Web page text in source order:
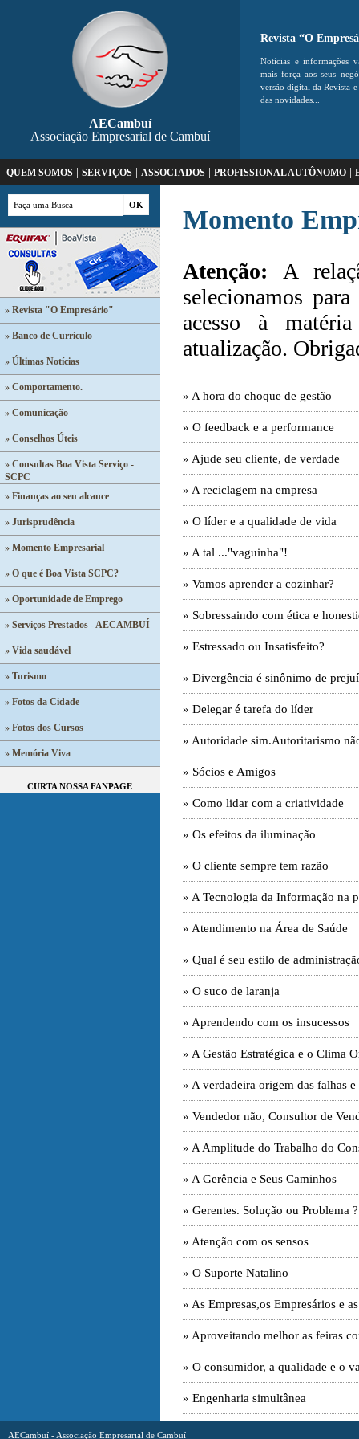
AECambuí
Associação Empresarial de Cambuí
Revista “O
Notícias e informações
mais força aos seus
versão digital da Revista
das novidades...
QUEM SOMOS | SERVIÇOS | ASSOCIADOS | PROFISSIONAL AUTÔNOMO |
» Revista "O Empresário"
» Banco de Currículo
» Últimas Notícias
» Comportamento.
» Comunicação
» Conselhos Úteis
» Consultas Boa Vista Serviço -
SCPC
» Finanças ao seu alcance
» Jurisprudência
» Momento Empresarial
» O que é Boa Vista SCPC?
» Oportunidade de Emprego
» Serviços Prestados - AECAMBUÍ
» Vida saudável
» Turismo
» Fotos da Cidade
» Fotos dos Cursos
» Memória Viva
CURTA NOSSA FANPAGE
Momento
Atenção: A
selecionamos
acesso à
atualização.
» A hora do choque de gestão
» O feedback e a performance
» Ajude seu cliente, de verdade
» A reciclagem na empresa
» O líder e a qualidade de vida
» A tal ..."vaguinha"!
» Vamos aprender a cozinhar?
» Sobressaindo com ética e
» Estressado ou Insatisfeito?
» Divergência é sinônimo de
» Delegar é tarefa do líder
» Autoridade sim.Autoritarismo
» Sócios e Amigos
» Como lidar com a criatividade
» Os efeitos da iluminação
» O cliente sempre tem razão
» A Tecnologia da Informação na
» Atendimento na Área de Saúde
» Qual é seu estilo de
» O suco de laranja
» Aprendendo com os insucessos
» A Gestão Estratégica e o Clima
» A verdadeira origem das falhas
» Vendedor não, Consultor de
» A Amplitude do Trabalho do
» A Gerência e Seus Caminhos
» Gerentes. Solução ou Problema ?
» Atenção com os sensos
» O Suporte Natalino
» As Empresas,os Empresários e
» Aproveitando melhor as feiras
» O consumidor, a qualidade e o
» Engenharia simultânea
AECambuí - Associação Empresarial de Cambuí